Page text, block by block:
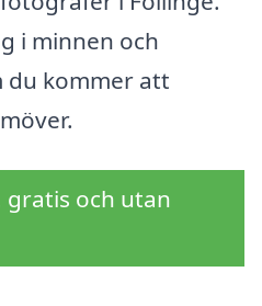
i minnen och
du kommer att
gratis och utan